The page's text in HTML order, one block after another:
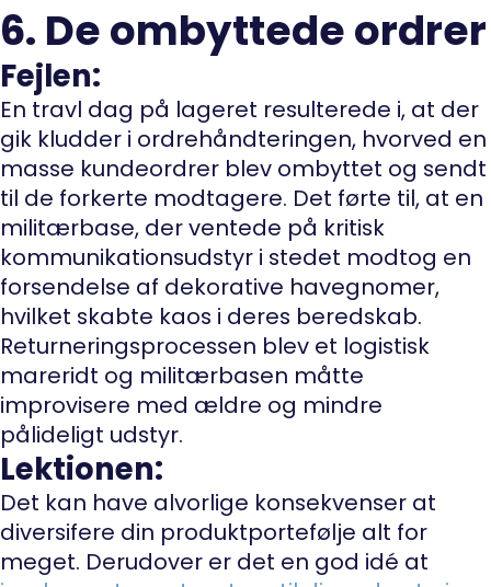
6. De ombyttede ordrer
Fejlen:
En travl dag på lageret resulterede i, at der
gik kludder i ordrehåndteringen, hvorved en
masse kundeordrer blev ombyttet og sendt
til de forkerte modtagere. Det førte til, at en
militærbase, der ventede på kritisk
kommunikationsudstyr i stedet modtog en
forsendelse af dekorative havegnomer,
hvilket skabte kaos i deres beredskab.
Returneringsprocessen blev et logistisk
mareridt og militærbasen måtte
improvisere med ældre og mindre
pålideligt udstyr.
Lektionen:
Det kan have alvorlige konsekvenser at
diversifere din produktportefølje alt for
meget. Derudover er det en god idé at